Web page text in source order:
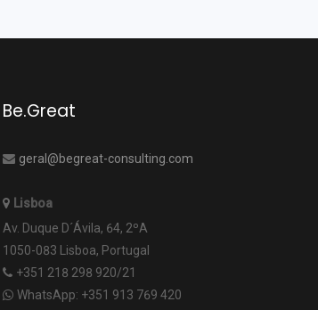
Be.Great
geral@begreat-consulting.com
Lisboa
Av. Duque D´Ávila, 64, 2ºA
1050-083 Lisboa, Portugal
+351 218 298 920/21
WhatsApp: +351 913 769 420